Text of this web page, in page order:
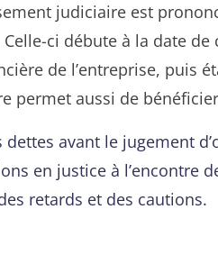
judiciaire est
ci débute à la date
de l’entreprise, puis
permet aussi de
avant le jugement
en justice à l’encontre
retards et des cautions.